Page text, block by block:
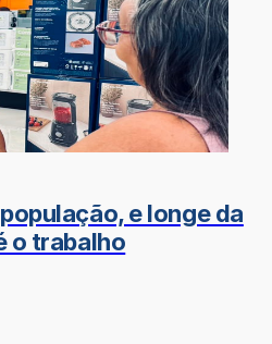
e longe da
o trabalho